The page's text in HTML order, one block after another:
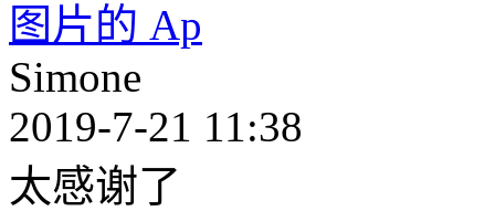
图片的 Ap
Simone
2019-7-21 11:38
太感谢了